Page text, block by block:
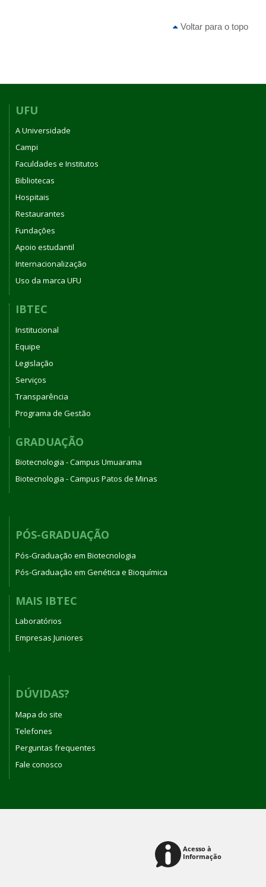
Voltar para o topo
UFU
A Universidade
Campi
Faculdades e Institutos
Bibliotecas
Hospitais
Restaurantes
Fundações
Apoio estudantil
Internacionalização
Uso da marca UFU
IBTEC
Institucional
Equipe
Legislação
Serviços
Transparência
Programa de Gestão
GRADUAÇÃO
Biotecnologia - Campus Umuarama
Biotecnologia - Campus Patos de Minas
PÓS-GRADUAÇÃO
Pós-Graduação em Biotecnologia
Pós-Graduação em Genética e Bioquímica
MAIS IBTEC
Laboratórios
Empresas Juniores
DÚVIDAS?
Mapa do site
Telefones
Perguntas frequentes
Fale conosco